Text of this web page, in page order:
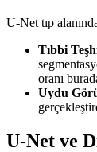
U-Net tıp
Tıbbi
oranı
Uydu
U-Net ve